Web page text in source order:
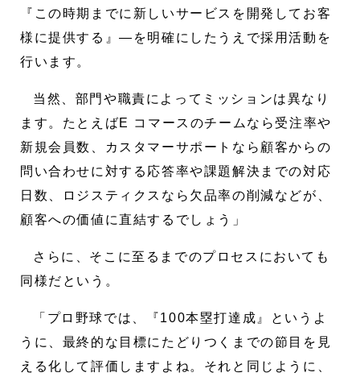
『この時期までに新しいサービスを開発してお客
様に提供する』―を明確にしたうえで採用活動を
行います。
当然、部門や職責によってミッションは異なり
ます。たとえばE コマースのチームなら受注率や
新規会員数、カスタマーサポートなら顧客からの
問い合わせに対する応答率や課題解決までの対応
日数、ロジスティクスなら欠品率の削減などが、
顧客への価値に直結するでしょう」
さらに、そこに至るまでのプロセスにおいても
同様だという。
「プロ野球では、『100本塁打達成』というよ
うに、最終的な目標にたどりつくまでの節目を見
える化して評価しますよね。それと同じように、